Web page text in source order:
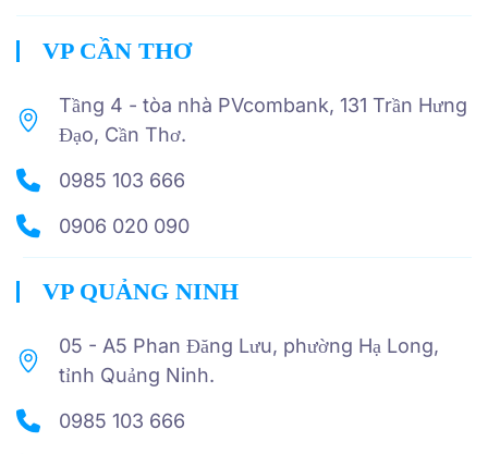
VP CẦN THƠ
Tầng 4 - tòa nhà PVcombank, 131 Trần Hưng
Đạo, Cần Thơ.
0985 103 666
0906 020 090
VP QUẢNG NINH
05 - A5 Phan Đăng Lưu, phường Hạ Long,
tỉnh Quảng Ninh.
0985 103 666